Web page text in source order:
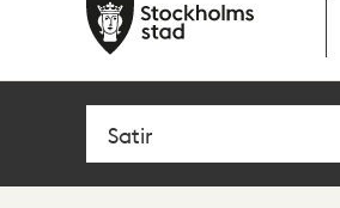
navigationen
huvudinnehållet
Sök